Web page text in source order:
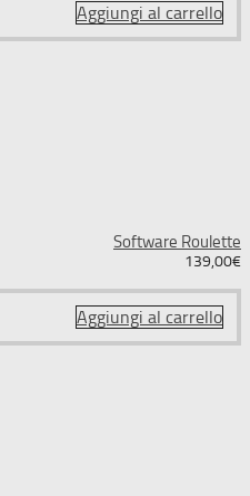
Aggiungi al carrello
Software Roulette
139,00€
Aggiungi al carrello